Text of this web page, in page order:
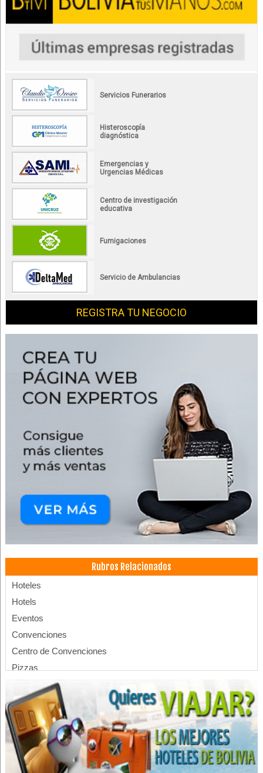
Servicios Funerarios
Histeroscopía
diagnóstica
Emergencias y
Urgencias Médicas
Centro de investigación
educativa
Fumigaciones
Servicio de Ambulancias
REGISTRA TU NEGOCIO
Rubros Relacionados
Hoteles
Hotels
Eventos
Convenciones
Centro de Convenciones
Pizzas
Pizzerías
Restaurantes: Pizzerías
Restaurantes
Restaurantes: Comida Internacional
Restaurantes: Comida Japonesa
Delivery